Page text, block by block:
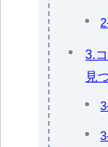
3.
見